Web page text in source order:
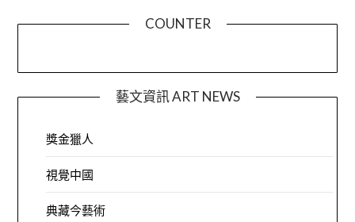
COUNTER
藝文資訊 ART NEWS
獎金獵人
視覺中國
典藏今藝術